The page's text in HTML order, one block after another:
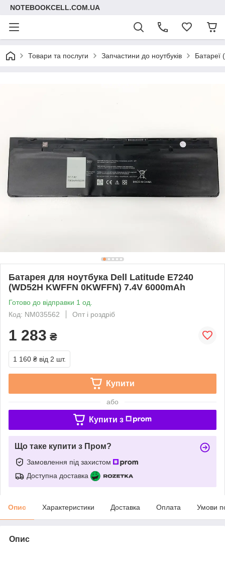
NOTEBOOKCELL.COM.UA
Товари та послуги Запчастини до ноутбуків Батареї
Батарея для ноутбука Dell Latitude E7240
(WD52H KWFFN 0KWFFN) 7.4V 6000mAh
Готово до відправки 1 од.
Код: NM035562
Опт і роздріб
1 283 ₴
1 160 ₴ від 2 шт.
Купити
або
Купити з
Що таке купити з Пром?
Замовлення під захистом
Доступна доставка
Опис Характеристики Доставка Оплата Умови
Опис